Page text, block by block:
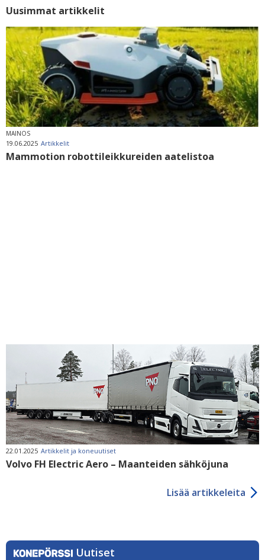
Uusimmat artikkelit
MAINOS
19.06.2025 Artikkelit
Mammotion robottileikkureiden aatelistoa
22.01.2025 Artikkelit ja koneuutiset
Volvo FH Electric Aero – Maanteiden sähköjuna
Lisää artikkeleita
Uutiset